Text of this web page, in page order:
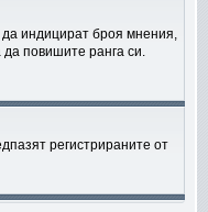
да индицират броя мнения,
повишите ранга си.
регистрираните от